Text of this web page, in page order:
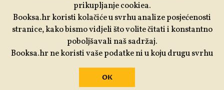
Udruga Kulturtreger je korisnik institucionalne podrške
Nacionalne zaklade za razvoj civilnoga društva za
stabilizaciju i/ili razvoj udruge u području demokratizacije i
društvenog razvoja.
prikupljanje cookiea.
Booksa.hr koristi kolačiće u svrhu analize posjećenosti
stranice, kako bismo vidjeli što volite čitati i konstantno
poboljšavali naš sadržaj.
Booksa.hr ne koristi vaše podatke ni u koju drugu svrhu
OK